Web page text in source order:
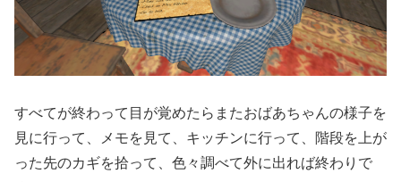
すべてが終わって目が覚めたらまたおばあちゃんの様子を
見に行って、メモを見て、キッチンに行って、階段を上が
った先のカギを拾って、色々調べて外に出れば終わりで